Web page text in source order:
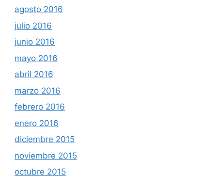
agosto 2016
julio 2016
junio 2016
mayo 2016
abril 2016
marzo 2016
febrero 2016
enero 2016
diciembre 2015
noviembre 2015
octubre 2015